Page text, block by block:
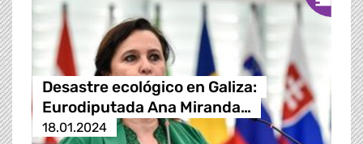
Desastre ecológico en Galiza:
Eurodiputada Ana Miranda…
18.01.2024